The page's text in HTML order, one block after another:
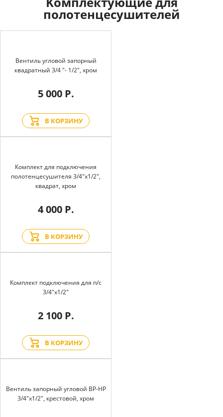
полотенцесушителей
Вентиль угловой запорный
квадратный 3/4 "- 1/2", хром
5 000 Р.
В КОРЗИНУ
Комплект для подключения
полотенцесушителя 3/4"х1/2",
квадрат, хром
4 000 Р.
В КОРЗИНУ
Комплект подключения для п/с
3/4"х1/2"
2 100 Р.
В КОРЗИНУ
Вентиль запорный угловой BP-HP
3/4"х1/2", крестовой, хром